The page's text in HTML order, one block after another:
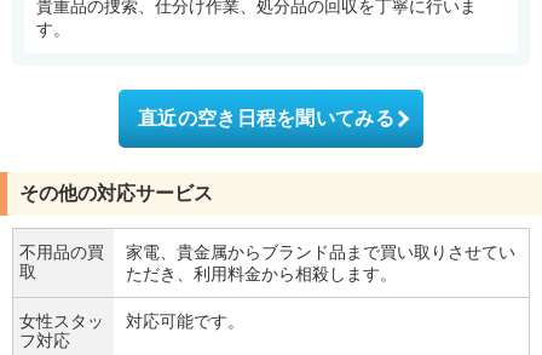
貴重品の捜索、仕分け作業、処分品の回収を丁寧に行いま
す。
直近の空き日程を聞いてみる
その他の対応サービス
不用品の買
取
家電、貴金属からブランド品まで買い取りさせてい
ただき、利用料金から相殺します。
女性スタッ
フ対応
対応可能です。